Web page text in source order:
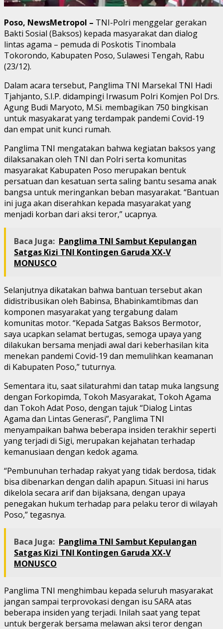
Poso, NewsMetropol – TNI-Polri menggelar gerakan
Bakti Sosial (Baksos) kepada masyarakat dan dialog
lintas agama – pemuda di Poskotis Tinombala
Tokorondo, Kabupaten Poso, Sulawesi Tengah, Rabu
(23/12).
Dalam acara tersebut, Panglima TNI Marsekal TNI Hadi
Tjahjanto, S.I.P. didampingi Irwasum Polri Komjen Pol Drs.
Agung Budi Maryoto, M.Si. membagikan 750 bingkisan
untuk masyakarat yang terdampak pandemi Covid-19
dan empat unit kunci rumah.
Panglima TNI mengatakan bahwa kegiatan baksos yang
dilaksanakan oleh TNI dan Polri serta komunitas
masyarakat Kabupaten Poso merupakan bentuk
persatuan dan kesatuan serta saling bantu sesama anak
bangsa untuk meringankan beban masyarakat. “Bantuan
ini juga akan diserahkan kepada masyarakat yang
menjadi korban dari aksi teror,” ucapnya.
Baca Juga: Panglima TNI Sambut Kepulangan
Satgas Kizi TNI Kontingen Garuda XX-V
MONUSCO
Selanjutnya dikatakan bahwa bantuan tersebut akan
didistribusikan oleh Babinsa, Bhabinkamtibmas dan
komponen masyarakat yang tergabung dalam
komunitas motor. “Kepada Satgas Baksos Bermotor,
saya ucapkan selamat bertugas, semoga upaya yang
dilakukan bersama menjadi awal dari keberhasilan kita
menekan pandemi Covid-19 dan memulihkan keamanan
di Kabupaten Poso,” tuturnya.
Sementara itu, saat silaturahmi dan tatap muka langsung
dengan Forkopimda, Tokoh Masyarakat, Tokoh Agama
dan Tokoh Adat Poso, dengan tajuk “Dialog Lintas
Agama dan Lintas Generasi”, Panglima TNI
menyampaikan bahwa beberapa insiden terakhir seperti
yang terjadi di Sigi, merupakan kejahatan terhadap
kemanusiaan dengan kedok agama.
“Pembunuhan terhadap rakyat yang tidak berdosa, tidak
bisa dibenarkan dengan dalih apapun. Situasi ini harus
dikelola secara arif dan bijaksana, dengan upaya
penegakan hukum terhadap para pelaku teror di wilayah
Poso,” tegasnya.
Baca Juga: Panglima TNI Sambut Kepulangan
Satgas Kizi TNI Kontingen Garuda XX-V
MONUSCO
Panglima TNI menghimbau kepada seluruh masyarakat
jangan sampai terprovokasi dengan isu SARA atas
beberapa insiden yang terjadi. Inilah saat yang tepat
untuk bergerak bersama melawan aksi teror dengan